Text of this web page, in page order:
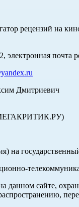
рецензий на
электронная почта
Дмитриевич
на
данном сайте,